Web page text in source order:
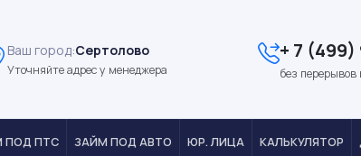
Ваш город:Сертолово
Уточняйте адрес у менеджера
+ 7
без перерывов
ПОД ПТС ЗАЙМ ПОД АВТО ЮР. ЛИЦА КАЛЬКУЛЯТОР